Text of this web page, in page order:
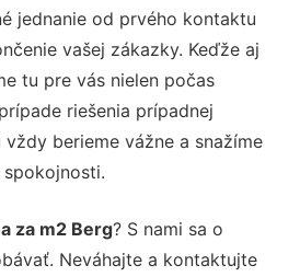
jednanie od prvého kontaktu
vašej zákazky. Keďže aj
tu pre vás nielen počas
riešenia prípadnej
berieme vážne a snažíme
za m2 Berg? S nami sa o
Neváhajte a kontaktujte